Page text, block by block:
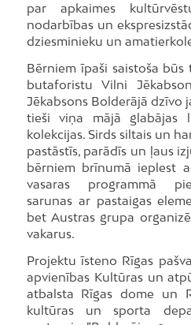
par apkaimes
nodarbības un
dziesminieku un
Bērniem īpaši saistoša būs
butaforistu Vilni
Jēkabsons Bolderājā dzīvo
tieši viņa mājā glabājas
kolekcijas. Sirds siltais un
pastāstīs, parādīs un ļaus
bērniem brīnumā ieplest
vasaras programmā
sarunas ar pastaigas
bet Austras grupa
vakarus.
Projektu īsteno Rīgas
apvienības Kultūras un
atbalsta Rīgas dome un
kultūras un sporta